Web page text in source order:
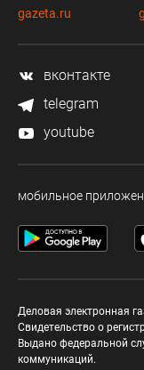
gazeta.ru
вконтакте
telegram
youtube
мобильное
Деловая электронная
Свидетельство о
Выдано федеральной
коммуникаций.